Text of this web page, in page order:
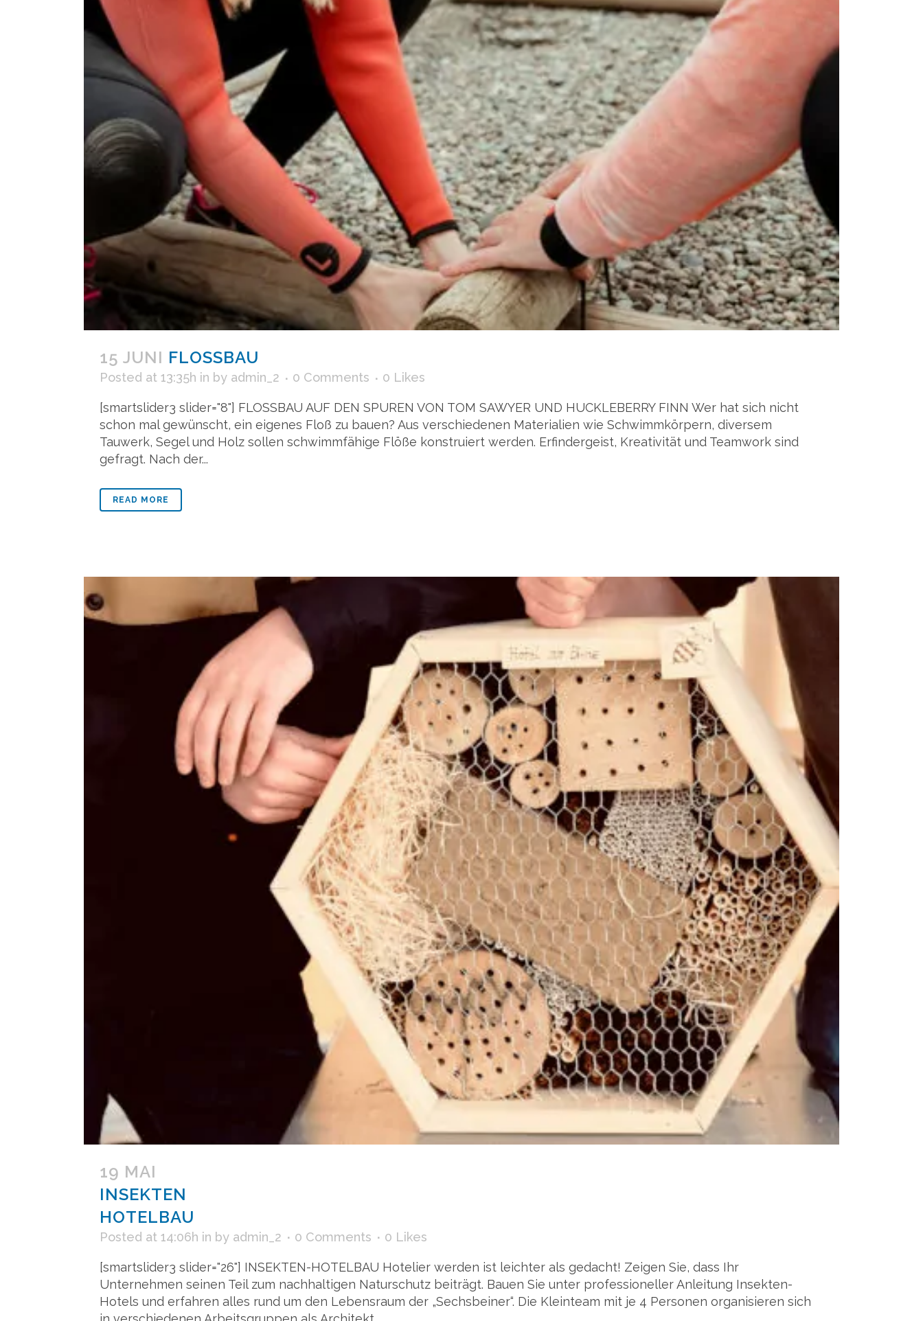
15 JUNI FLOSSBAU
Posted at 13:35h in by admin_2 0 Comments 0 Likes
[smartslider3 slider="8"] FLOSSBAU AUF DEN SPUREN VON TOM SAWYER UND HUCKLEBERRY FINN Wer hat sich nicht
schon mal gewünscht, ein eigenes Floß zu bauen? Aus verschiedenen Materialien wie Schwimmkörpern, diversem
Tauwerk, Segel und Holz sollen schwimmfähige Flöße konstruiert werden. Erfindergeist, Kreativität und Teamwork sind
gefragt. Nach der...
READ MORE
19 MAI
INSEKTEN
HOTELBAU
Posted at 14:06h in by admin_2 0 Comments 0 Likes
[smartslider3 slider="26"] INSEKTEN-HOTELBAU Hotelier werden ist leichter als gedacht! Zeigen Sie, dass Ihr
Unternehmen seinen Teil zum nachhaltigen Naturschutz beiträgt. Bauen Sie unter professioneller Anleitung Insekten-
Hotels und erfahren alles rund um den Lebensraum der „Sechsbeiner“. Die Kleinteam mit je 4 Personen organisieren sich